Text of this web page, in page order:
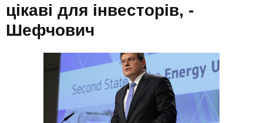
цікаві для інвесторів, -
Шефчович